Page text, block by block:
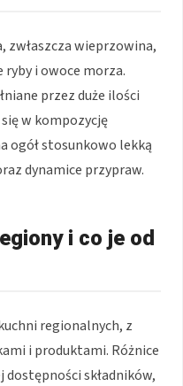
wieprzowina,
ryby i owoce morza.
przez duże ilości
się w kompozycję
ogół stosunkowo lekką
dynamice przypraw.
i co je od
regionalnych, z
i produktami. Różnice
składników,